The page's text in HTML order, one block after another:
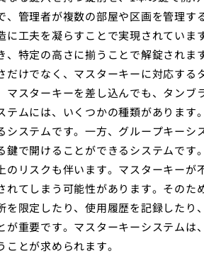
、管理者が複数の部屋や区画を管理
に工夫を凝らすことで実現されてい
、特定の高さに揃うことで解錠され
けでなく、マスターキーに対応する
マスターキーを差し込んでも、タン
テムには、いくつかの種類がありま
システムです。一方、グループキー
鍵で開けることができるシステムで
のリスクも伴います。マスターキー
れてしまう可能性があります。その
を限定したり、使用履歴を記録した
が重要です。マスターキーシステム
とが求められます。